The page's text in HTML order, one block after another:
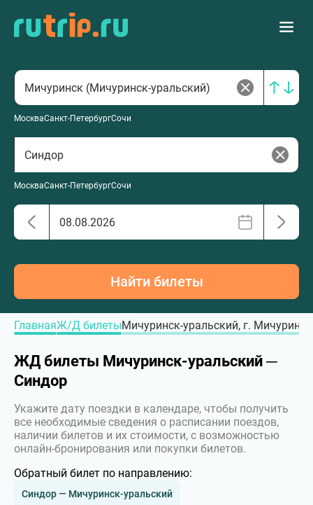
МоскваСанкт-ПетербургСочи
МоскваСанкт-ПетербургСочи
Найти билеты
ГлавнаяЖ/Д билетыМичуринск-уральский, г.
ЖД билеты Мичуринск-уральский ─
Синдор
Укажите дату поездки в календаре, чтобы получить
все необходимые сведения о расписании поездов,
наличии билетов и их стоимости, с возможностью
онлайн-бронирования или покупки билетов.
Обратный билет по направлению:
Синдор — Мичуринск-уральский